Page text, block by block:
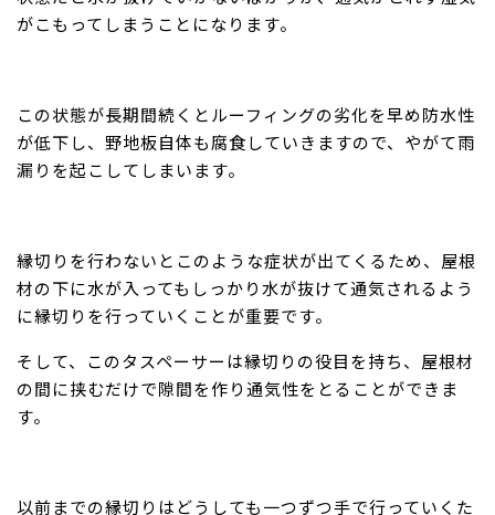
がこもってしまうことになります。
この状態が長期間続くとルーフィングの劣化を早め防水性
が低下し、野地板自体も腐食していきますので、やがて雨
漏りを起こしてしまいます。
縁切りを行わないとこのような症状が出てくるため、屋根
材の下に水が入ってもしっかり水が抜けて通気されるよう
に縁切りを行っていくことが重要です。
そして、このタスペーサーは縁切りの役目を持ち、屋根材
の間に挟むだけで隙間を作り通気性をとることができま
す。
以前までの縁切りはどうしても一つずつ手で行っていくた